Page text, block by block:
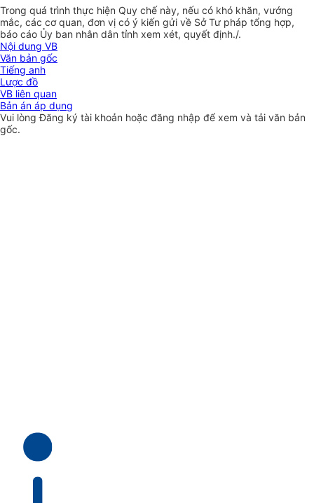
Trong quá trình thực hiện Quy chế này, nếu có khó khăn, vướng
mắc, các cơ quan, đơn vị có ý kiến gửi về Sở Tư pháp tổng hợp,
báo cáo Ủy ban nhân dân tỉnh xem xét, quyết định./.
Nội dung VB
Văn bản gốc
Tiếng anh
Lược đồ
VB liên quan
Bản án áp dụng
Vui lòngĐăng ký tài khoản hoặc đăng nhập để xem và tải văn bản
gốc.